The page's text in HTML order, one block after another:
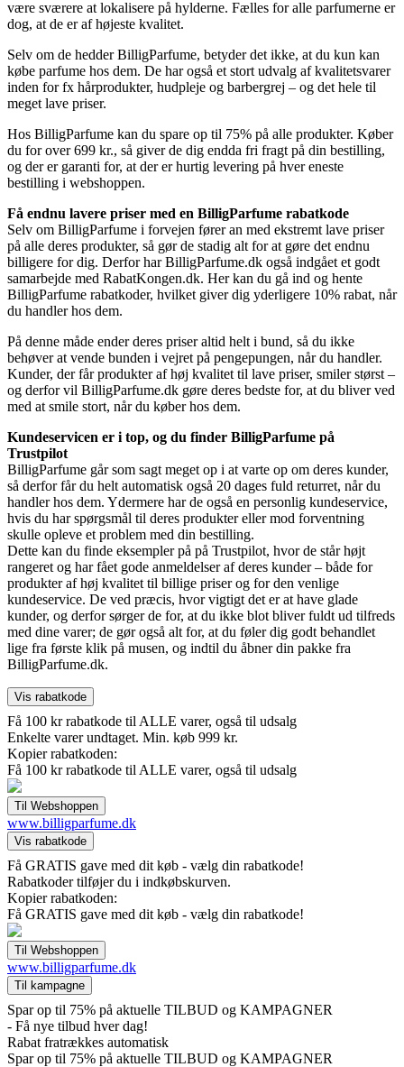
være sværere at lokalisere på hylderne. Fælles for alle parfumerne er
dog, at de er af højeste kvalitet.
Selv om de hedder BilligParfume, betyder det ikke, at du kun kan
købe parfume hos dem. De har også et stort udvalg af kvalitetsvarer
inden for fx hårprodukter, hudpleje og barbergrej – og det hele til
meget lave priser.
Hos BilligParfume kan du spare op til 75% på alle produkter. Køber
du for over 699 kr., så giver de dig endda fri fragt på din bestilling,
og der er garanti for, at der er hurtig levering på hver eneste
bestilling i webshoppen.
Få endnu lavere priser med en BilligParfume rabatkode
Selv om BilligParfume i forvejen fører an med ekstremt lave priser
på alle deres produkter, så gør de stadig alt for at gøre det endnu
billigere for dig. Derfor har BilligParfume.dk også indgået et godt
samarbejde med RabatKongen.dk. Her kan du gå ind og hente
BilligParfume rabatkoder, hvilket giver dig yderligere 10% rabat, når
du handler hos dem.
På denne måde ender deres priser altid helt i bund, så du ikke
behøver at vende bunden i vejret på pengepungen, når du handler.
Kunder, der får produkter af høj kvalitet til lave priser, smiler størst –
og derfor vil BilligParfume.dk gøre deres bedste for, at du bliver ved
med at smile stort, når du køber hos dem.
Kundeservicen er i top, og du finder BilligParfume på
Trustpilot
BilligParfume går som sagt meget op i at varte op om deres kunder,
så derfor får du helt automatisk også 20 dages fuld returret, når du
handler hos dem. Ydermere har de også en personlig kundeservice,
hvis du har spørgsmål til deres produkter eller mod forventning
skulle opleve et problem med din bestilling.
Dette kan du finde eksempler på på Trustpilot, hvor de står højt
rangeret og har fået gode anmeldelser af deres kunder – både for
produkter af høj kvalitet til billige priser og for den venlige
kundeservice. De ved præcis, hvor vigtigt det er at have glade
kunder, og derfor sørger de for, at du ikke blot bliver fuldt ud tilfreds
med dine varer; de gør også alt for, at du føler dig godt behandlet
lige fra første klik på musen, og indtil du åbner din pakke fra
BilligParfume.dk.
Få 100 kr rabatkode til ALLE varer, også til udsalg
Enkelte varer undtaget. Min. køb 999 kr.
Kopier rabatkoden:
Få 100 kr rabatkode til ALLE varer, også til udsalg
www.billigparfume.dk
Få GRATIS gave med dit køb - vælg din rabatkode!
Rabatkoder tilføjer du i indkøbskurven.
Kopier rabatkoden:
Få GRATIS gave med dit køb - vælg din rabatkode!
www.billigparfume.dk
Spar op til 75% på aktuelle TILBUD og KAMPAGNER
- Få nye tilbud hver dag!
Rabat fratrækkes automatisk
Spar op til 75% på aktuelle TILBUD og KAMPAGNER